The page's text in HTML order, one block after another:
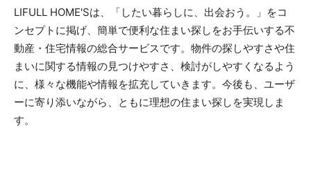
LIFULL HOME'Sは、「したい暮らしに、出会おう。」をコ
ンセプトに掲げ、簡単で便利な住まい探しをお手伝いする不
動産・住宅情報の総合サービスです。物件の探しやすさや住
まいに関する情報の見つけやすさ、検討がしやすくなるよう
に、様々な機能や情報を拡充していきます。今後も、ユーザ
ーに寄り添いながら、ともに理想の住まい探しを実現しま
す。